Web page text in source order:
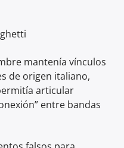
mantenía vínculos
de origen italiano,
articular
entre bandas